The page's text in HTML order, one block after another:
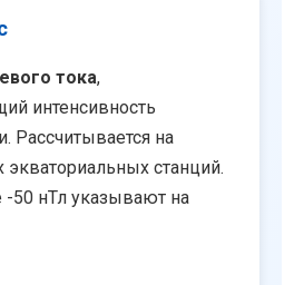
тока,
интенсивность
Рассчитывается на
станций.
-50 нТл указывают на